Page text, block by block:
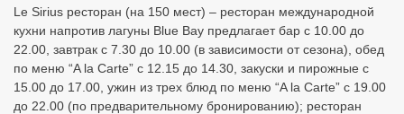
Le Sirius ресторан (на 150 мест) – ресторан международной
кухни напротив лагуны Blue Bay предлагает бар с 10.00 до
22.00, завтрак с 7.30 до 10.00 (в зависимости от сезона), обед
по меню “A la Carte” с 12.15 до 14.30, закуски и пирожные с
15.00 до 17.00, ужин из трех блюд по меню “A la Carte” с 19.00
до 22.00 (по предварительному бронированию); ресторан